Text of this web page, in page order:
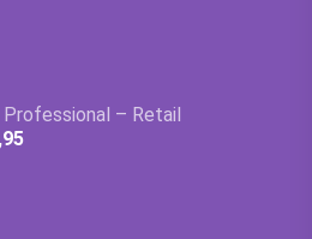
– Retail